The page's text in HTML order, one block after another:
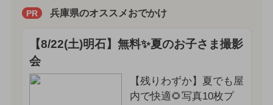
PR 兵庫県のオススメおでかけ
【8/22(土)明石】無料✨夏のお子さま撮影
会
【残りわずか】夏でも屋
内で快適🌻写真10枚プ